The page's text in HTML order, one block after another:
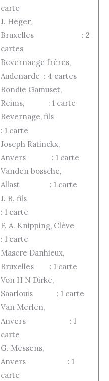
carte
J. Heger,
Bruxelles : 2
cartes
Bevernaege frères,
Audenarde : 4 cartes
Bondie Gamuset,
Reims, : 1 carte
Bevernage, fils
: 1 carte
Joseph Ratinckx,
Anvers : 1 carte
Vanden bossche,
Allast : 1 carte
J. B. fils
: 1 carte
F. A. Knipping, Clève
: 1 carte
Mascre Danhieux,
Bruxelles : 1 carte
Von H N Dirke,
Saarlouis : 1 carte
Van Merlen,
Anvers : 1
carte
G. Messens,
Anvers : 1
carte